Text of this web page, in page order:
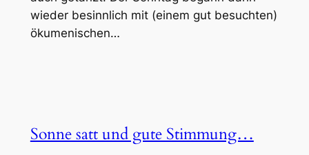
wieder besinnlich mit (einem gut besuchten)
ökumenischen…
Sonne satt und gute Stimmung…